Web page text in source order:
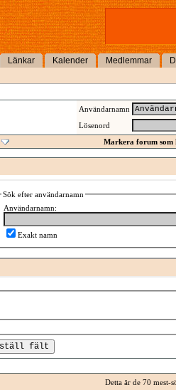
Länkar Kalender Medlemmar
Användarnamn
Lösenord
Markera forum som
Sök efter användarnamn
Användarnamn:
Exakt namn
Detta är de 70 mest-